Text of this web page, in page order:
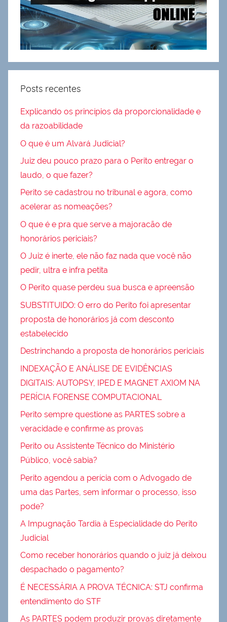
Posts recentes
Explicando os princípios da proporcionalidade e
da razoabilidade
O que é um Alvará Judicial?
Juiz deu pouco prazo para o Perito entregar o
laudo, o que fazer?
Perito se cadastrou no tribunal e agora, como
acelerar as nomeações?
O que é e pra que serve a majoracão de
honorários periciais?
O Juiz é inerte, ele não faz nada que você não
pedir, ultra e infra petita
O Perito quase perdeu sua busca e apreensão
SUBSTITUIDO: O erro do Perito foi apresentar
proposta de honorários já com desconto
estabelecido
Destrinchando a proposta de honorários periciais
INDEXAÇÃO E ANÁLISE DE EVIDÊNCIAS
DIGITAIS: AUTOPSY, IPED E MAGNET AXIOM NA
PERÍCIA FORENSE COMPUTACIONAL
Perito sempre questione as PARTES sobre a
veracidade e confirme as provas
Perito ou Assistente Técnico do Ministério
Público, você sabia?
Perito agendou a perícia com o Advogado de
uma das Partes, sem informar o processo, isso
pode?
A Impugnação Tardia à Especialidade do Perito
Judicial
Como receber honorários quando o juiz já deixou
despachado o pagamento?
É NECESSÁRIA A PROVA TÉCNICA: STJ confirma
entendimento do STF
As PARTES podem produzir provas diretamente